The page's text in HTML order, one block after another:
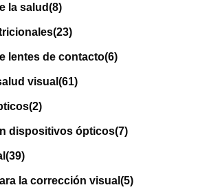
la salud(8)
(23)
lentes de contacto(6)
visual (61)
(2)
dispositivos ópticos(7)
(39)
la corrección visual (5)